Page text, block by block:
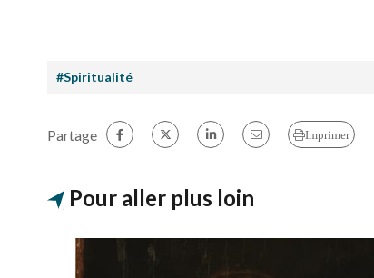
#Spiritualité
Partage Imprimer
Pour aller plus loin